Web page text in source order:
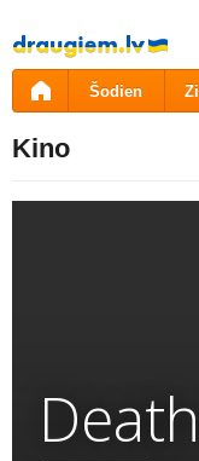
Pāriet
uz
saturu
Šodien
Kino